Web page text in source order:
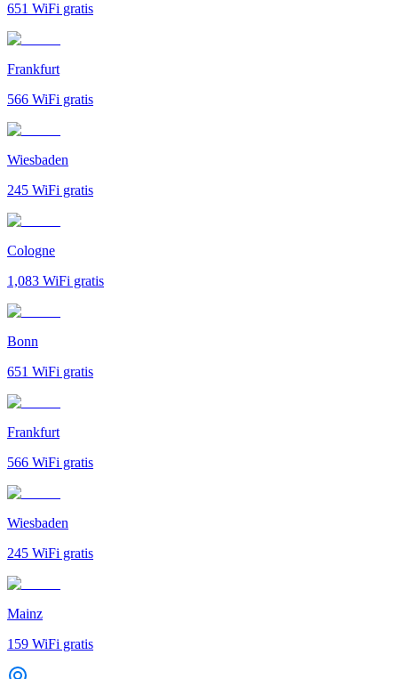
651 WiFi gratis
Frankfurt
566 WiFi gratis
Wiesbaden
245 WiFi gratis
Cologne
1,083 WiFi gratis
Bonn
651 WiFi gratis
Frankfurt
566 WiFi gratis
Wiesbaden
245 WiFi gratis
Mainz
159 WiFi gratis